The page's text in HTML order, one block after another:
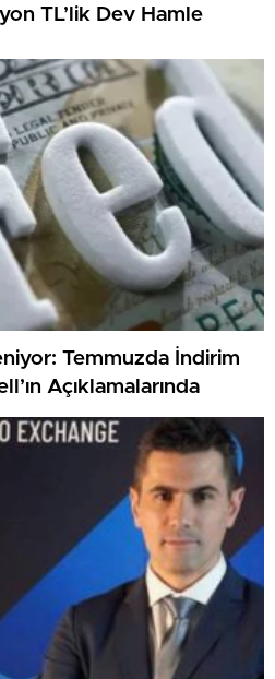
TL’lik Dev Hamle
Temmuzda İndirim
Açıklamalarında